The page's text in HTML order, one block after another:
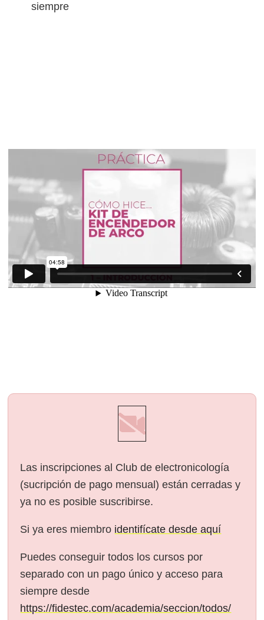
siempre
Las inscripciones al Club de electronicología
(sucripción de pago mensual) están cerradas y
ya no es posible suscribirse.
Si ya eres miembro identifícate desde aquí
Puedes conseguir todos los cursos por
separado con un pago único y acceso para
siempre desde
https://fidestec.com/academia/seccion/todos/